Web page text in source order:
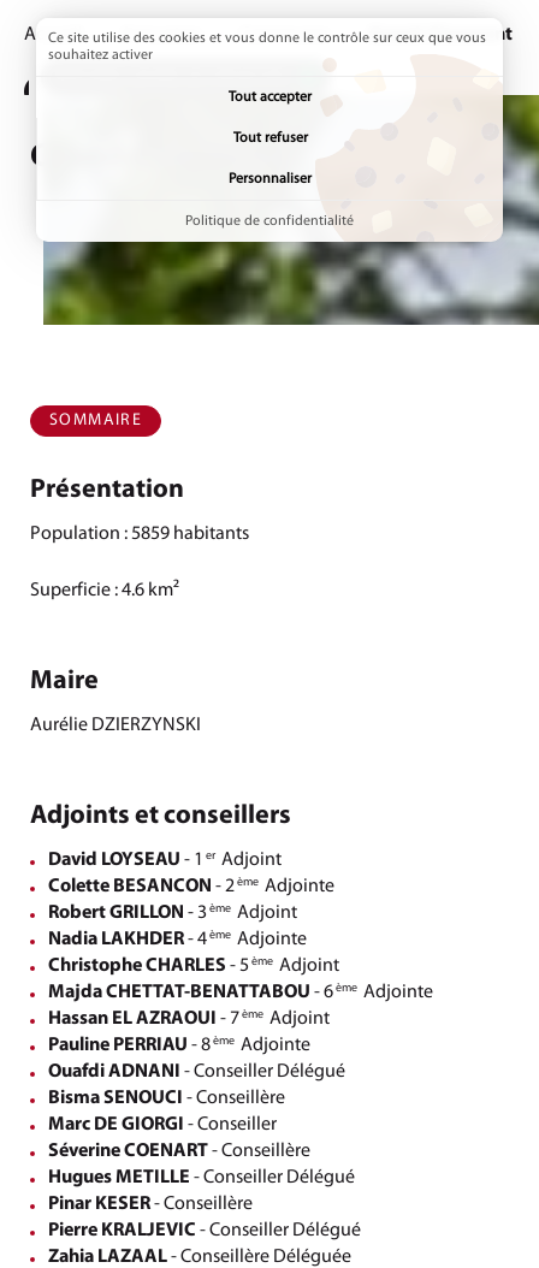
Accueil Annuaires Communes Page active :
Grand-Charmont
Grand-Charmont
Présentation
Population : 5859 habitants
Superficie : 4.6 km²
Maire
Aurélie DZIERZYNSKI
Adjoints et conseillers
David LOYSEAU - 1 er Adjoint
Colette BESANCON - 2 ème Adjointe
Robert GRILLON - 3 ème Adjoint
Nadia LAKHDER- 4 ème Adjointe
Christophe CHARLES - 5 ème Adjoint
Majda CHETTAT-BENATTABOU - 6 ème Adjointe
Hassan EL AZRAOUI - 7 ème Adjoint
Pauline PERRIAU - 8 ème Adjointe
Ouafdi ADNANI
- Conseiller Délégué
Bisma SENOUCI - Conseillère
Marc DE GIORGI - Conseiller
Séverine COENART- Conseillère
Hugues METILLE - Conseiller Délégué
Pinar KESER- Conseillère
Pierre KRALJEVIC - Conseiller Délégué
Zahia LAZAAL- Conseillère Déléguée
SOMMAIRE
Ce site utilise des cookies et vous donne le contrôle sur ceux que vous
souhaitez activer
Tout accepter
Tout refuser
Personnaliser
Politique de confidentialité